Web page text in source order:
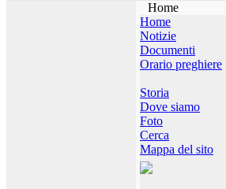
Home
Home
Notizie
Documenti
Orario preghiere
Storia
Dove siamo
Foto
Cerca
Mappa del sito